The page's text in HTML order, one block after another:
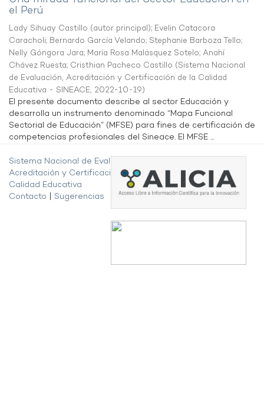
el Perú
Lady Sihuay Castillo (autor principal); Evelin Catacora
Caracholi; Bernardo García Velando; Stephanie Barboza Tello;
Nelly Góngora Jara; María Rosa Malásquez Sotelo; Anahí
Chávez Ruesta; Cristhian Pacheco Castillo (Sistema Nacional
de Evaluación, Acreditación y Certificación de la Calidad
Educativa - SINEACE, 2022-10-19)
El presente documento describe al sector Educación y
desarrolla un instrumento denominado “Mapa Funcional
Sectorial de Educación” (MFSE) para fines de certificación de
competencias profesionales del Sineace. El MFSE ...
Sistema Nacional de Evaluación,
Acreditación y Certificación de la
Calidad Educativa
Contacto
Sugerencias